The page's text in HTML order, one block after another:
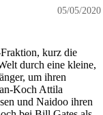
05/05/2020
kurz die
durch eine kleine,
um ihren
Koch Attila
und Naidoo ihren